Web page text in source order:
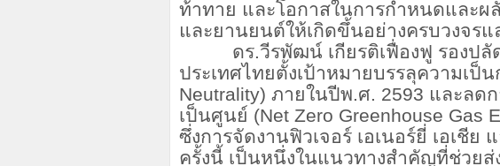
ท้าทาย และโอกาสในการกำหนดและ
และยานยนต์ให้เกิดขึ้นอย่างครบวงจรแ
ดร.วีรพัฒน์ เกียรติเฟื่องฟู รองปลัด
ประเทศไทยตั้งเป้าหมายบรรลุความเป็
Neutrality) ภายในปีพ.ศ. 2593 และลด
เป็นศูนย์ (Net Zero Greenhouse Gas
ซึ่งการจัดงานฟิวเจอร์ เอเนอร์ยี่ เอเชีย
ครั้งนี้ เป็นหนึ่งในแนวทางสำคัญที่ช่วยส่